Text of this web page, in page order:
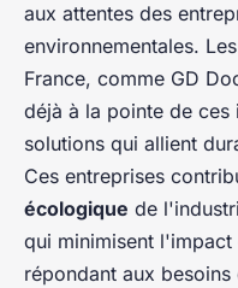
aux attentes des
environnementales. Les
France, comme GD
déjà à la pointe de
solutions qui allient
Ces entreprises
écologique de
qui minimisent
répondant aux